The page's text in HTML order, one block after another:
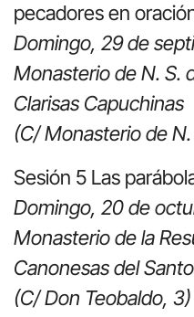
pecadores en
Domingo, 29 de
Monasterio de N. S.
Clarisas Capuchinas
(C/ Monasterio de
Sesión 5 Las
Domingo, 20 de
Monasterio de la
Canonesas del
(C/ Don Teobaldo, 3)